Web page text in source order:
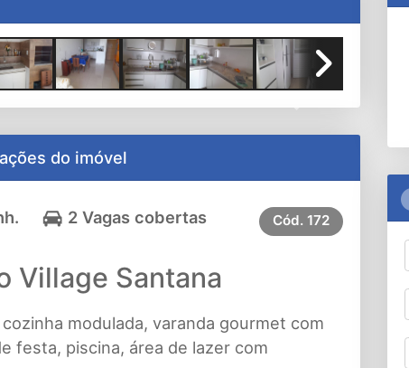
do imóvel
2 Vagas cobertas Cód. 172
Village Santana
modulada, varanda gourmet com
festa, piscina, área de lazer com